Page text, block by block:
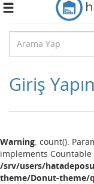
Toggle
Giriş
Warning: count():
implements Countable
/srv/users/
theme/Donut-theme/